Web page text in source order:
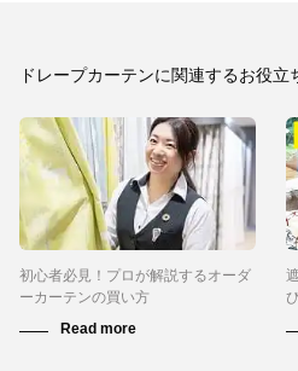
ドレープカーテンに関連するお役立
初心者必見！プロが解説するオーダ
ーカーテンの買い方